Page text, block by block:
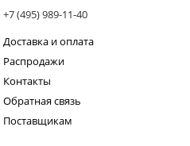
+7 (495) 989-11-40
Доставка и оплата
Распродажи
Контакты
Обратная связь
Поставщикам